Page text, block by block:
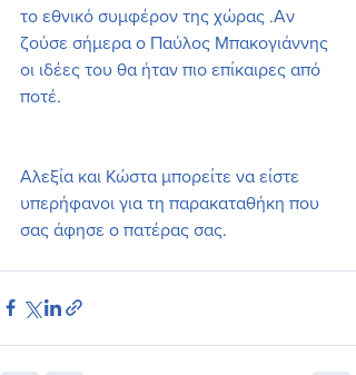
το εθνικό συμφέρον της χώρας .Αν
ζούσε σήμερα ο Παύλος Μπακογιάννης
οι ιδέες του θα ήταν πιο επίκαιρες από
ποτέ.
Αλεξία και Κώστα μπορείτε να είστε
υπερήφανοι για τη παρακαταθήκη που
σας άφησε ο πατέρας σας.